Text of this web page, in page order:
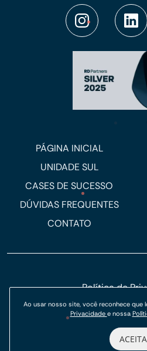
PÁGINA INICIAL
UNIDADE SUL
CASES DE SUCESSO
DÚVIDAS FREQUENTES
CONTATO
Política de
Política de
© Kombi Agência
Ao usar nosso site, você reconhece que
Privacidade e nossa